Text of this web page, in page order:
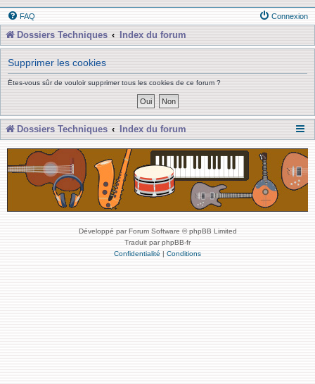
FAQ Connexion
Dossiers Techniques Index du forum
Supprimer les cookies
Êtes-vous sûr de vouloir supprimer tous les cookies de ce forum ?
Dossiers Techniques Index du forum
Développé par Forum Software © phpBB Limited
Traduit par phpBB-fr
Confidentialité | Conditions